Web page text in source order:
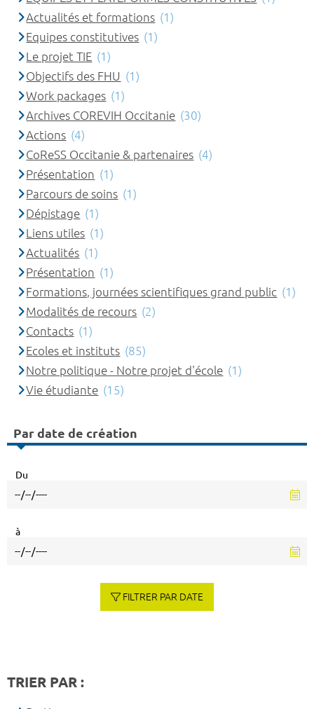
Actualités et formations (1)
Equipes constitutives (1)
Le projet TIE (1)
Objectifs des FHU (1)
Work packages (1)
Archives COREVIH Occitanie (30)
Actions (4)
CoReSS Occitanie & partenaires (4)
Présentation (1)
Parcours de soins (1)
Dépistage (1)
Liens utiles (1)
Actualités (1)
Présentation (1)
Formations, journées scientifiques grand public (1)
Modalités de recours (2)
Contacts (1)
Ecoles et instituts (85)
Notre politique - Notre projet d'école (1)
Vie étudiante (15)
Par date de création
Du
à
FILTRER PAR DATE
TRIER PAR :